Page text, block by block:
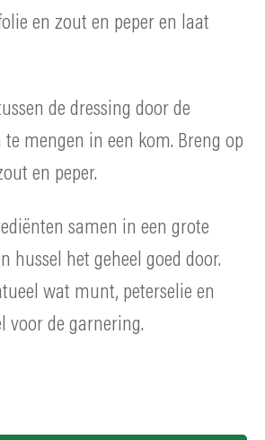
en zout en peper en laat
de dressing door de
mengen in een kom. Breng op
en peper.
samen in een grote
hussel het geheel goed door.
wat munt, peterselie en
voor de garnering.